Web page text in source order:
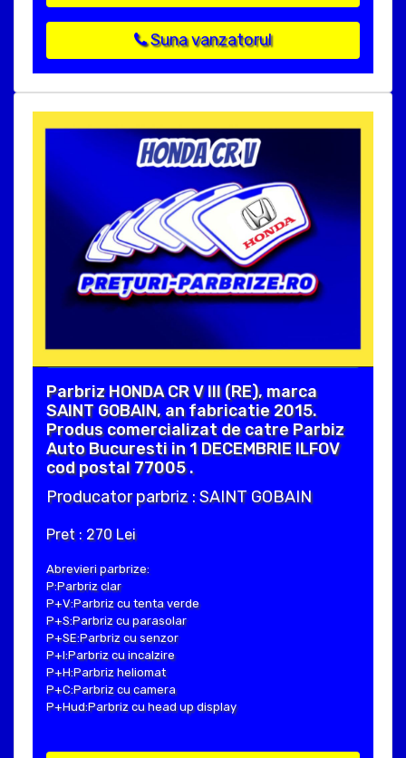
Suna vanzatorul
Parbriz HONDA CR V III (RE), marca
SAINT GOBAIN, an fabricatie 2015.
Produs comercializat de catre Parbiz
Auto Bucuresti in 1 DECEMBRIE ILFOV
cod postal 77005 .
Producator parbriz : SAINT GOBAIN
Pret : 270 Lei
Abrevieri parbrize:
P:Parbriz clar
P+V:Parbriz cu tenta verde
P+S:Parbriz cu parasolar
P+SE:Parbriz cu senzor
P+I:Parbriz cu incalzire
P+H:Parbriz heliomat
P+C:Parbriz cu camera
P+Hud:Parbriz cu head up display